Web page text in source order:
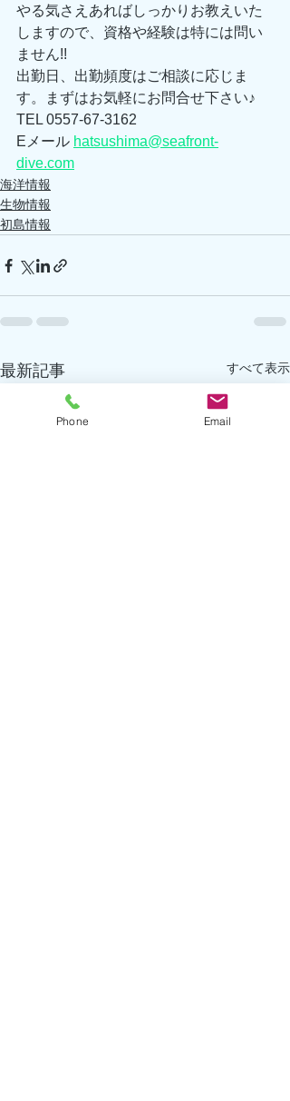
やる気さえあればしっかりお教えいた
しますので、資格や経験は特には問い
ません!!
出勤日、出勤頻度はご相談に応じま
す。まずはお気軽にお問合せ下さい♪
TEL 0557-67-3162
Eメール hatsushima@seafront-
dive.com
海洋情報
生物情報
初島情報
最新記事 すべて表示
Phone Email